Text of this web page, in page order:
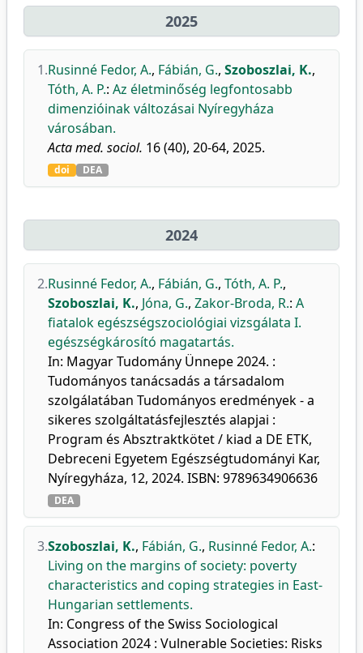
2025
1.Rusinné Fedor, A., Fábián, G., Szoboszlai, K.,
Tóth, A. P.: Az életminőség legfontosabb
dimenzióinak változásai Nyíregyháza
városában.
Acta med. sociol. 16 (40), 20-64, 2025.
doi DEA
2024
2.Rusinné Fedor, A., Fábián, G., Tóth, A. P.,
Szoboszlai, K., Jóna, G., Zakor-Broda, R.: A
fiatalok egészségszociológiai vizsgálata I.
egészségkárosító magatartás.
In: Magyar Tudomány Ünnepe 2024. :
Tudományos tanácsadás a társadalom
szolgálatában Tudományos eredmények - a
sikeres szolgáltatásfejlesztés alapjai :
Program és Absztraktkötet / kiad a DE ETK,
Debreceni Egyetem Egészségtudományi Kar,
Nyíregyháza, 12, 2024. ISBN: 9789634906636
DEA
3.Szoboszlai, K., Fábián, G., Rusinné Fedor, A.:
Living on the margins of society: poverty
characteristics and coping strategies in East-
Hungarian settlements.
In: Congress of the Swiss Sociological
Association 2024 : Vulnerable Societies: Risks